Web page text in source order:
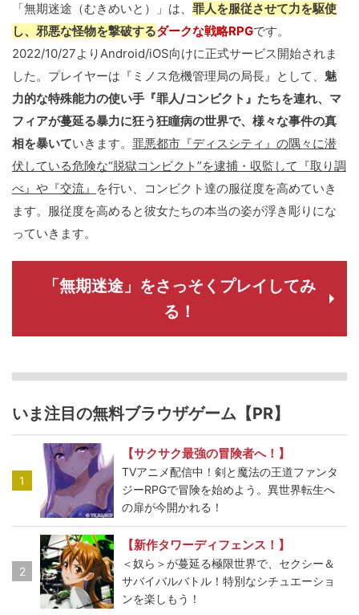
「無期迷途（むきめいと）」は、 罪人を服従させて力を駆使
し、邪悪な怪物を撃破するダークな戦略RPGです。
2022/10/27よりAndroid/iOS向けに正式サービス開始されま
した。プレイヤーは『ミノス危機管理局の局長』として、 魅
力的な特殊能力の使い手『罪人/コンビクト』たちを連れ、マ
フィアが蔓延る暴力に狂う狂瞳病の世界で、様々な事件の真
相を暴いていきます。 罪悪都市『ディスシティ』の隅々に潜
伏している危険な“脱獄コンビクト”を逮捕・収監して『取り調
べ』や『交流』 を行い、コンビクト達の服従度を高めていき
ます。服従度を高めると彼女たちの本当の姿が浮き彫りにな
っていきます。
「無期迷途」をさっそくプレイしてみ
る！
いま注目の無料ブラウザゲーム【PR】
1
【サクサク最強の冒険者へ！】
TVアニメ配信中！剣と魔法の王道ファンタ
ジーRPGで冒険を始めよう。異世界転生へ
の扉が今開かれる！
2
【新作タワーディフェンス！】
＜奴ら＞が蔓延る極限世界で、セクシー＆
サバイバルバトル！特別なシチュエーショ
ンを楽しもう！